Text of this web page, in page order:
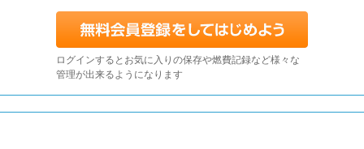
ログインするとお気に入りの保存や燃費記録など様々な
管理が出来るようになります